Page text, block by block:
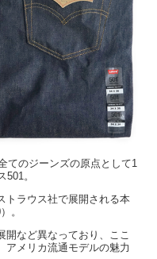
てのジーンズの原点として1
。
トラウス社で展開される本
。
開など異なっており、ここ
アメリカ流通モデルの魅力